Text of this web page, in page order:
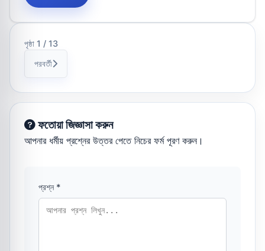
পৃষ্ঠা 1 / 13
পরবর্তী
ফতোয়া জিজ্ঞাসা করুন
আপনার ধর্মীয় প্রশ্নের উত্তর পেতে নিচের ফর্ম পূরণ করুন।
প্রশ্ন *